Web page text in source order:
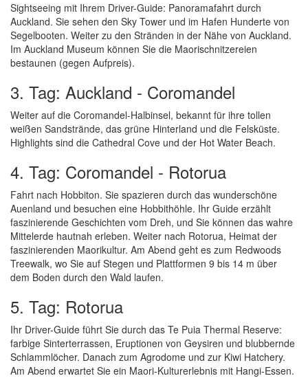
Sightseeing mit Ihrem Driver-Guide: Panoramafahrt durch
Auckland. Sie sehen den Sky Tower und im Hafen Hunderte von
Segelbooten. Weiter zu den Stränden in der Nähe von Auckland.
Im Auckland Museum können Sie die Maorischnitzereien
bestaunen (gegen Aufpreis).
3. Tag: Auckland - Coromandel
Weiter auf die Coromandel-Halbinsel, bekannt für ihre tollen
weißen Sandstrände, das grüne Hinterland und die Felsküste.
Highlights sind die Cathedral Cove und der Hot Water Beach.
4. Tag: Coromandel - Rotorua
Fahrt nach Hobbiton. Sie spazieren durch das wunderschöne
Auenland und besuchen eine Hobbithöhle. Ihr Guide erzählt
faszinierende Geschichten vom Dreh, und Sie können das wahre
Mittelerde hautnah erleben. Weiter nach Rotorua, Heimat der
faszinierenden Maorikultur. Am Abend geht es zum Redwoods
Treewalk, wo Sie auf Stegen und Plattformen 9 bis 14 m über
dem Boden durch den Wald laufen.
5. Tag: Rotorua
Ihr Driver-Guide führt Sie durch das Te Puia Thermal Reserve:
farbige Sinterterrassen, Eruptionen von Geysiren und blubbernde
Schlammlöcher. Danach zum Agrodome und zur Kiwi Hatchery.
Am Abend erwartet Sie ein Maori-Kulturerlebnis mit Hangi-Essen.